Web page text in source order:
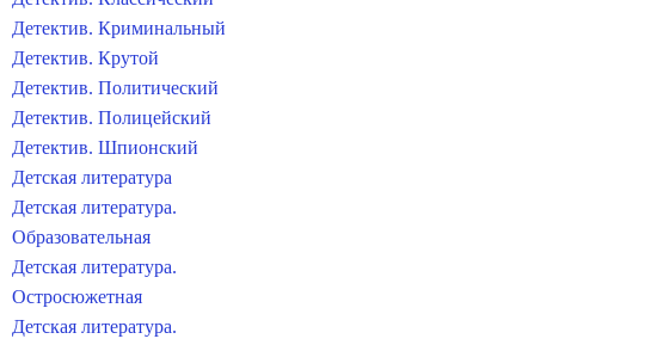
Детектив. Криминальный
Детектив. Крутой
Детектив. Политический
Детектив. Полицейский
Детектив. Шпионский
Детская литература
Детская литература.
Образовательная
Детская литература.
Остросюжетная
Детская литература.